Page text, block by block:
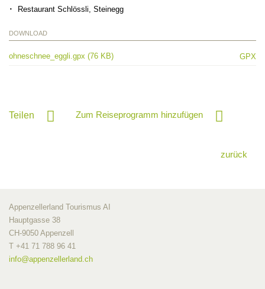
Restaurant Schlössli, Steinegg
DOWNLOAD
ohneschnee_eggli.gpx (76 KB) GPX
Teilen Zum Reiseprogramm hinzufügen
zurück
Appenzellerland Tourismus AI
Hauptgasse 38
CH-9050 Appenzell
T +41 71 788 96 41
info@appenzellerland.ch